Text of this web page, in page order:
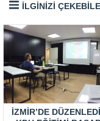
İLGİNİZİ
İZMIR’DE